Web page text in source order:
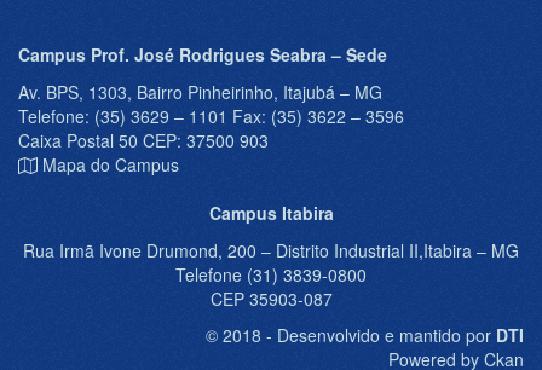
Campus Prof. José Rodrigues Seabra – Sede
Av. BPS, 1303, Bairro Pinheirinho, Itajubá – MG
Telefone: (35) 3629 – 1101 Fax: (35) 3622 – 3596
Caixa Postal 50 CEP: 37500 903
Mapa do Campus
Campus Itabira
Rua Irmã Ivone Drumond, 200 – Distrito Industrial II,Itabira – MG
Telefone (31) 3839-0800
CEP 35903-087
© 2018 - Desenvolvido e mantido por DTI
Powered by Ckan